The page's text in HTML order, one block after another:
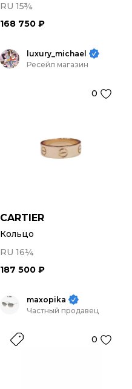
RU 15¾
168 750 ₽
luxury_michael
Ресейл магазин
0
CARTIER
Кольцо
RU 16¼
187 500 ₽
maxopika
Частный продавец
0